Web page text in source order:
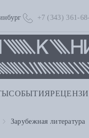
+7 (343) 361-
СОБЫТИЯ
Зарубежная литература